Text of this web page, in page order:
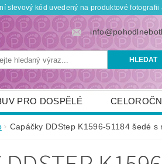
slevový kód uvedený na produktové
PRO DOSPĚLÉ
DOPLŇKY KDO
Capáčky DDStep K1596-51184 šedé s